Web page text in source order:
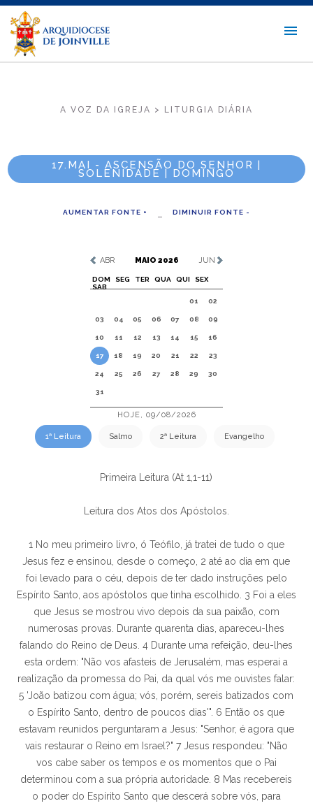
A VOZ DA IGREJA > LITURGIA DIÁRIA
17.MAI - ASCENSÃO DO SENHOR |
SOLENIDADE | DOMINGO
AUMENTAR FONTE + DIMINUIR FONTE -
ABR MAIO 2026 JUN
DOM SEG TER QUA QUI
SEX
SAB
01
02
03 04 05 06 07 08 09
10 11 12 13 14 15 16
17 18 19 20 21 22 23
24 25 26 27 28 29 30
31
HOJE, 09/08/2026
1ª Leitura Salmo 2ª Leitura Evangelho
Primeira Leitura (At 1,1-11)
Leitura dos Atos dos Apóstolos.
1 No meu primeiro livro, ó Teófilo, já tratei de tudo o que
Jesus fez e ensinou, desde o começo, 2 até ao dia em que
foi levado para o céu, depois de ter dado instruções pelo
Espírito Santo, aos apóstolos que tinha escolhido. 3 Foi a eles
que Jesus se mostrou vivo depois da sua paixão, com
numerosas provas. Durante quarenta dias, apareceu-lhes
falando do Reino de Deus. 4 Durante uma refeição, deu-lhes
esta ordem: "Não vos afasteis de Jerusalém, mas esperai a
realização da promessa do Pai, da qual vós me ouvistes falar:
5 'João batizou com água; vós, porém, sereis batizados com
o Espírito Santo, dentro de poucos dias'". 6 Então os que
estavam reunidos perguntaram a Jesus: "Senhor, é agora que
vais restaurar o Reino em Israel?" 7 Jesus respondeu: "Não
vos cabe saber os tempos e os momentos que o Pai
determinou com a sua própria autoridade. 8 Mas recebereis
o poder do Espírito Santo que descerá sobre vós, para